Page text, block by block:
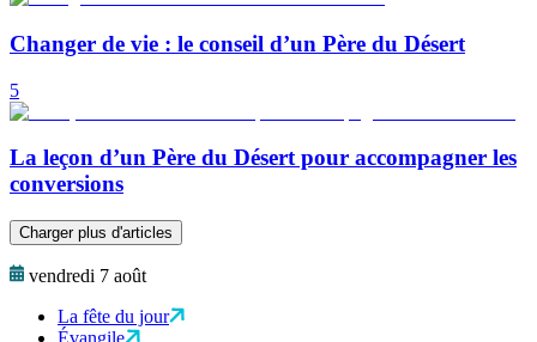
Changer de vie : le conseil d’un Père du Désert
5
La leçon d’un Père du Désert pour accompagner les
conversions
Charger plus d'articles
vendredi 7 août
La fête du jour